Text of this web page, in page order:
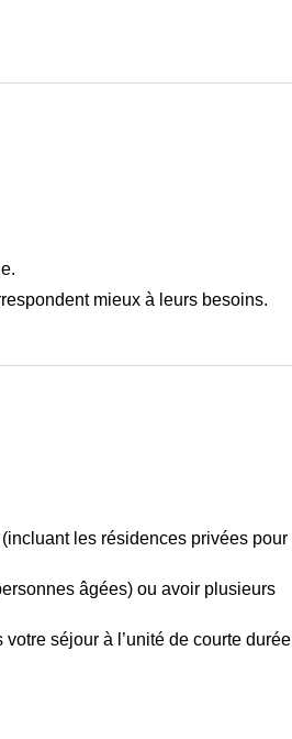
mieux à leurs besoins.
les résidences privées pour
âgées) ou avoir plusieurs
séjour à l’unité de courte durée